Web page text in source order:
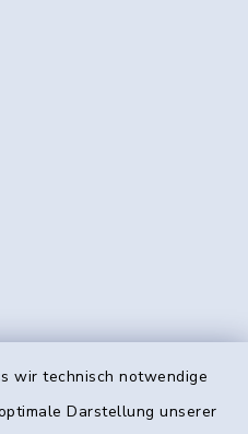
wir technisch notwendige
Darstellung unserer